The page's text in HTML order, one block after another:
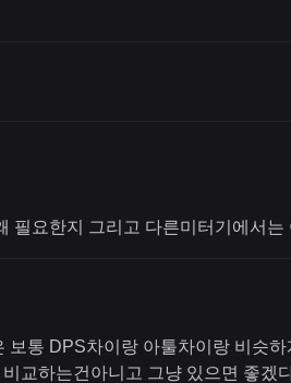
필요한지 그리고 다른미터기에서
통 DPS차이랑 아툴차이랑 비슷
교하는건아니고 그냥 있으면 좋겠